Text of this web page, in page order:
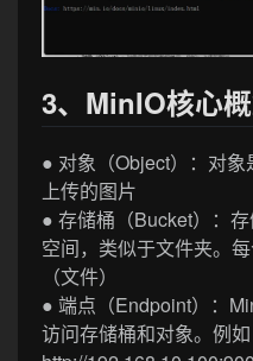
3、MinIO核心
● 对象（Object）：对象
上传的图片
● 存储桶（Bucket）：
空间，类似于文件夹。
（文件）
● 端点（Endpoint）：
访问存储桶和对象。例如